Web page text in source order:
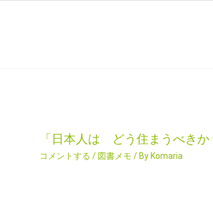
「日本人は どう住まうべきか
コメントする / 図書メモ / By Komaria